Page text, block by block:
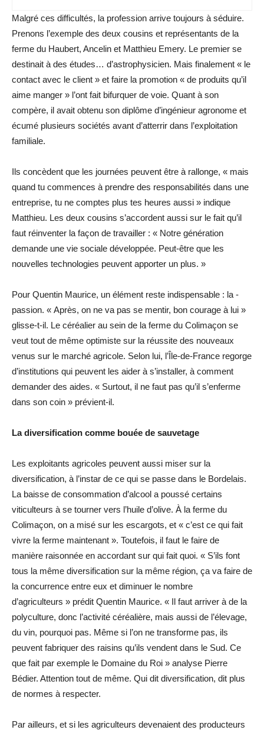
Malgré ces difficultés, la profession arrive toujours à séduire.
Prenons l’exemple des deux cousins et représentants de la
ferme du Haubert, Ancelin et Matthieu Emery. Le premier se
destinait à des études… d’astrophysicien. Mais finalement « le
contact avec le client » et faire la promotion « de produits qu’il
aime manger » l’ont fait bifurquer de voie. Quant à son
compère, il avait obtenu son diplôme d’ingénieur agronome et
écumé plusieurs sociétés avant d’atterrir dans l’exploitation
familiale.
Ils concèdent que les journées peuvent être à rallonge, « mais
quand tu commences à prendre des responsabilités dans une
entreprise, tu ne comptes plus tes heures aussi » indique
Matthieu. Les deux cousins s’accordent aussi sur le fait qu’il
faut réinventer la façon de travailler : « Notre génération
demande une vie sociale développée. Peut-être que les
nouvelles technologies peuvent apporter un plus. »
Pour Quentin Maurice, un élément reste indispensable : la ­
passion. « Après, on ne va pas se mentir, bon courage à lui »
glisse-t-il. Le céréalier au sein de la ferme du Colimaçon se
veut tout de même optimiste sur la réussite des nouveaux
venus sur le marché agricole. Selon lui, l’Île-de-France regorge
d’institutions qui peuvent les aider à s’installer, à comment
demander des aides. « Surtout, il ne faut pas qu’il s’enferme
dans son coin » prévient-il.
La diversification comme bouée de sauvetage
Les exploitants agricoles peuvent aussi miser sur la
diversification, à l’instar de ce qui se passe dans le Bordelais.
La baisse de consommation d’alcool a poussé certains
viticulteurs à se tourner vers l’huile d’olive. À la ferme du
Colimaçon, on a misé sur les escargots, et « c’est ce qui fait
vivre la ferme maintenant ». Toutefois, il faut le faire de
manière raisonnée en accordant sur qui fait quoi. « S’ils font
tous la même diversification sur la même région, ça va faire de
la concurrence entre eux et diminuer le nombre
d’agriculteurs » prédit Quentin Maurice. « Il faut arriver à de la
polyculture, donc l’activité céréalière, mais aussi de l’élevage,
du vin, pourquoi pas. Même si l’on ne transforme pas, ils
peuvent fabriquer des raisins qu’ils vendent dans le Sud. Ce
que fait par exemple le Domaine du Roi » analyse Pierre
Bédier. Attention tout de même. Qui dit diversification, dit plus
de normes à respecter.
Par ailleurs, et si les agriculteurs devenaient des producteurs